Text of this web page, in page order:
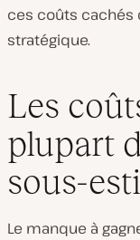
ces coûts cachés
stratégique.
Les
plupart
sous-
Le manque à